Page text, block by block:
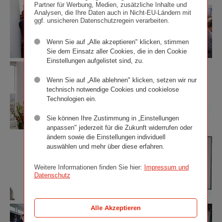
Andreas
Scheiblecker
Andreas
Scheiblecker
Ringturmverhüllung
2018
Wiener
Städtische
Versicherungsverein
/
Scheiblecker
der
Ringturmverhüllung
2018
Wiener
Städtische
Versicherungsverein
Scheiblecker
Eröffnung
Ringturmverhüllung
2018
©
Wiener
Städtische
Versicherungsverein
Eröffnung
Ringturmverhüllung
2018
Städtische
Versicherungsverein
/
Andreas
Städtische
Versicherungsverein
Andreas
Eröffnung
der
2018
Versicherungsverein
/
Andreas
Eröffnung
der
Eröffnung
der
Partner für Werbung, Medien, zusätzliche Inhalte und
Analysen, die Ihre Daten auch in Nicht-EU-Ländern mit
ggf. unsicheren Datenschutzregein verarbeiten.
Wenn Sie auf „Alle akzeptieren" klicken, stimmen
Sie dem Einsatz aller Cookies, die in den Cookie
Einstellungen aufgelistet sind, zu.
Wenn Sie auf „Alle ablehnen" klicken, setzen wir nur
technisch notwendige Cookies und cookielose
Technologien ein.
Sie können Ihre Zustimmung in „Einstellungen
anpassen" jederzeit für die Zukunft widerrufen oder
ändern sowie die Einstellungen individuell
auswählen und mehr über diese erfahren.
Weitere Informationen finden Sie hier: Impressum und
Datenschutz
Alle Akzeptieren